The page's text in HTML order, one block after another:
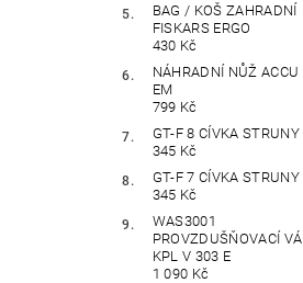
BAG / KOŠ ZAHRADNÍ
FISKARS ERGO
430 Kč
NÁHRADNÍ NŮŽ ACCU
EM
799 Kč
GT-F 8 CÍVKA STRUNY
345 Kč
GT-F 7 CÍVKA STRUNY
345 Kč
WAS3001
PROVZDUŠŇOVACÍ
KPL V 303 E
1 090 Kč